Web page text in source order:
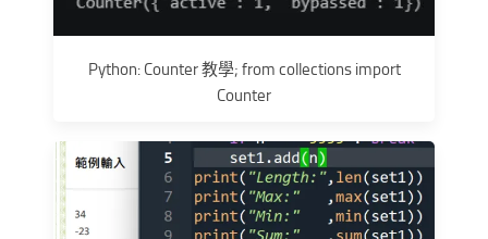
Python: Counter 教學; from collections import
Counter